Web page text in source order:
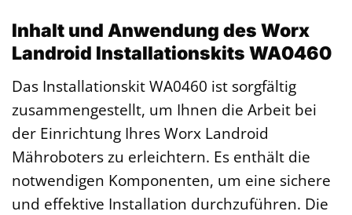
Inhalt und Anwendung des Worx
Landroid Installationskits WA0460
Das Installationskit WA0460 ist sorgfältig
zusammengestellt, um Ihnen die Arbeit bei
der Einrichtung Ihres Worx Landroid
Mähroboters zu erleichtern. Es enthält die
notwendigen Komponenten, um eine sichere
und effektive Installation durchzuführen. Die